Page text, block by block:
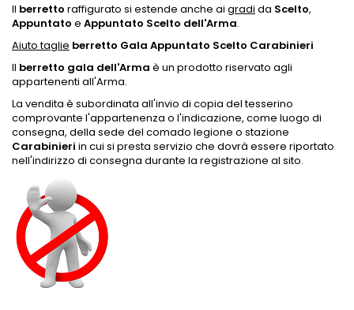
Il berretto raffigurato si estende anche ai gradi da Scelto,
Appuntato e Appuntato Scelto dell'Arma.
Aiuto taglie berretto Gala Appuntato Scelto Carabinieri
Il berretto gala dell'Arma è un prodotto riservato agli
appartenenti all'Arma.
La vendita è subordinata all'invio di copia del tesserino
comprovante l'appartenenza o l'indicazione, come luogo di
consegna, della sede del comado legione o stazione
Carabinieri in cui si presta servizio che dovrà essere riportato
nell'indirizzo di consegna durante la registrazione al sito.